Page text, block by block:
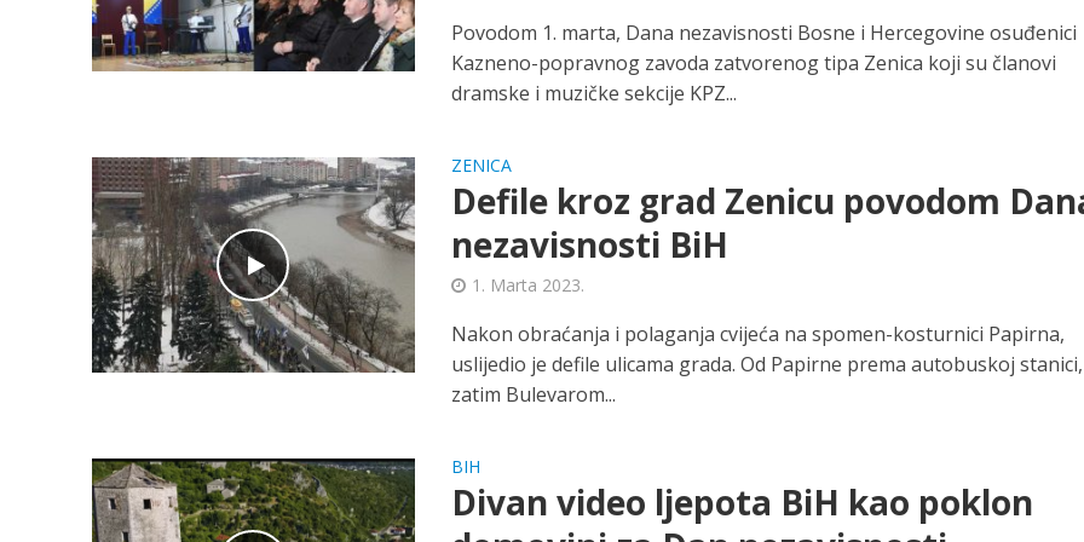
Povodom 1. marta, Dana nezavisnosti Bosne i Hercegovine osuđenici
Kazneno-popravnog zavoda zatvorenog tipa Zenica koji su članovi
dramske i muzičke sekcije KPZ...
ZENICA
Defile kroz grad Zenicu povodom
nezavisnosti BiH
1. Marta 2023.
Nakon obraćanja i polaganja cvijeća na spomen-kosturnici Papirna,
uslijedio je defile ulicama grada. Od Papirne prema autobuskoj stanici,
zatim Bulevarom...
BIH
Divan video ljepota BiH kao poklon